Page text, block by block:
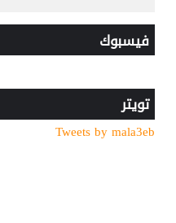
على عرض سعودي !!
للبريميرليج.. يايسله يقود
فيسبوك
تويتر
Tweets by mala3eb